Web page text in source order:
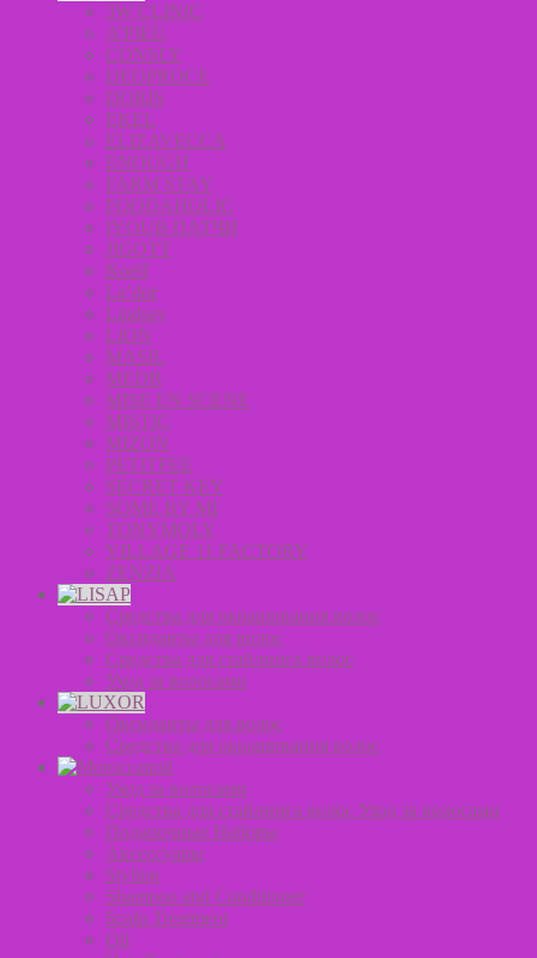
3W CLINIC
A’PIEU
CONSLY
DEOPROCE
DORIS
EKEL
ELIZAVECCA
ENOUGH
FARM STAY
FOODAHOLIC
IYOUB ПАТЧИ
JIGOTT
Koelf
La’dor
Lindsay
LION
MASIL
MEDB
MISE EN SCENE
MISTIC
MIZON
PETITFEE
SECRET KEY
SOME BY MI
TONYMOLY
VILLAGE 11 FACTORY
ZENZIA
Средства для окрашивания волос
Оксиданты для волос
Средства для стайлинга волос
Уход за волосами
Оксиданты для волос
Средства для окрашивания волос
Уход за волосами
Средства для стайлинга волос Уход за волосами
Подарочные Наборы
Аксессуары
Styling
Shampoo and Conditioner
Scalp Treatment
Oil